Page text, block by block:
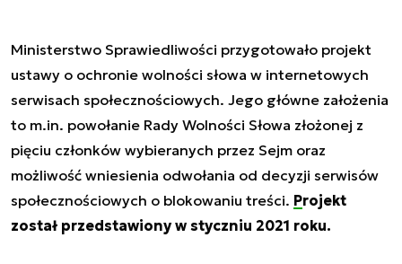
Ministerstwo Sprawiedliwości przygotowało projekt
ustawy o ochronie wolności słowa w internetowych
serwisach społecznościowych. Jego główne założenia
to m.in. powołanie Rady Wolności Słowa złożonej z
pięciu członków wybieranych przez Sejm oraz
możliwość wniesienia odwołania od decyzji serwisów
społecznościowych o blokowaniu treści. Projekt
został przedstawiony w styczniu 2021 roku.